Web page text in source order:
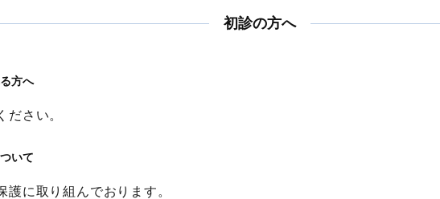
初診の方へ
方へ
ださい。
いて
護に取り組んでおります。